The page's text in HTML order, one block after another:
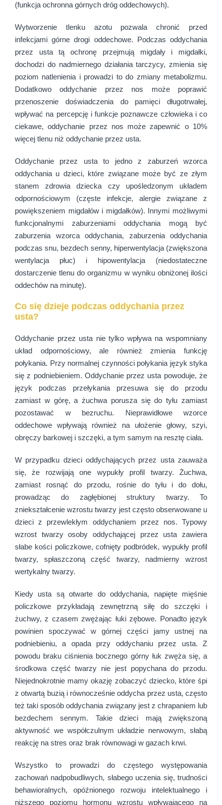
(funkcja ochronna górnych dróg oddechowych).
Wytworzenie tlenku azotu pozwala chronić przed
infekcjami górne drogi oddechowe. Podczas oddychania
przez usta tą ochronę przejmują migdały i migdałki,
dochodzi do nadmiernego działania tarczycy, zmienia się
poziom natlenienia i prowadzi to do zmiany metabolizmu.
Dodatkowo oddychanie przez nos może poprawić
przenoszenie doświadczenia do pamięci długotrwałej,
wpływać na percepcję i funkcje poznawcze człowieka i co
ciekawe, oddychanie przez nos może zapewnić o 10%
więcej tlenu niż oddychanie przez usta.
Oddychanie przez usta to jedno z zaburzeń wzorca
oddychania u dzieci, które związane może być ze złym
stanem zdrowia dziecka czy upośledzonym układem
odpornościowym (częste infekcje, alergie związane z
powiększeniem migdałów i migdałków). Innymi możliwymi
funkcjonalnymi zaburzeniami oddychania mogą być
zaburzenia wzorca oddychania, zaburzenia oddychania
podczas snu, bezdech senny, hiperwentylacja (zwiększona
wentylacja płuc) i hipowentylacja (niedostateczne
dostarczenie tlenu do organizmu w wyniku obniżonej ilości
oddechów na minutę).
Co się dzieje podczas oddychania przez
usta?
Oddychanie przez usta nie tylko wpływa na wspomniany
układ odpornościowy, ale również zmienia funkcję
połykania. Przy normalnej czynności połykania język styka
się z podniebieniem. Oddychanie przez usta powoduje, że
język podczas przełykania przesuwa się do przodu
zamiast w górę, a żuchwa porusza się do tyłu zamiast
pozostawać w bezruchu. Nieprawidłowe wzorce
oddechowe wpływają również na ułożenie głowy, szyi,
obręczy barkowej i szczęki, a tym samym na resztę ciała.
W przypadku dzieci oddychających przez usta zauważa
się, że rozwijają one wypukły profil twarzy. Żuchwa,
zamiast rosnąć do przodu, rośnie do tyłu i do dołu,
prowadząc do zagłębionej struktury twarzy. To
zniekształcenie wzrostu twarzy jest często obserwowane u
dzieci z przewlekłym oddychaniem przez nos. Typowy
wzrost twarzy osoby oddychającej przez usta zawiera
słabe kości policzkowe, cofnięty podbródek, wypukły profil
twarzy, spłaszczoną część twarzy, nadmierny wzrost
wertykalny twarzy.
Kiedy usta są otwarte do oddychania, napięte mięśnie
policzkowe przykładają zewnętrzną siłę do szczęki i
żuchwy, z czasem zwężając łuki zębowe. Ponadto język
powinien spoczywać w górnej części jamy ustnej na
podniebieniu, a opada przy oddychaniu przez usta. Z
powodu braku ciśnienia bocznego górny łuk zwęża się, a
środkowa część twarzy nie jest popychana do przodu.
Niejednokrotnie mamy okazję zobaczyć dziecko, które śpi
z otwartą buzią i równocześnie oddycha przez usta, często
też taki sposób oddychania związany jest z chrapaniem lub
bezdechem sennym. Takie dzieci mają zwiększoną
aktywność we współczulnym układzie nerwowym, słabą
reakcję na stres oraz brak równowagi w gazach krwi.
Wszystko to prowadzi do częstego występowania
zachowań nadpobudliwych, słabego uczenia się, trudności
behawioralnych, opóźnionego rozwoju intelektualnego i
niższego poziomu hormonu wzrostu wpływającego na